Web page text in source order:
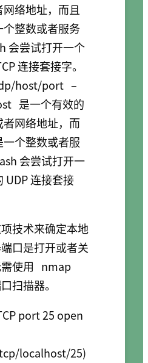
络地址，而且
整数或者服务
会尝试打开一个
连接套接字。
host/port –
是一个有效的
者网络地址，而
一个整数或者服
会尝试打开一
UDP 连接套接
技术来确定本地
口是打开或者关
使用 nmap
扫描器。
port 25 open
localhost/25)